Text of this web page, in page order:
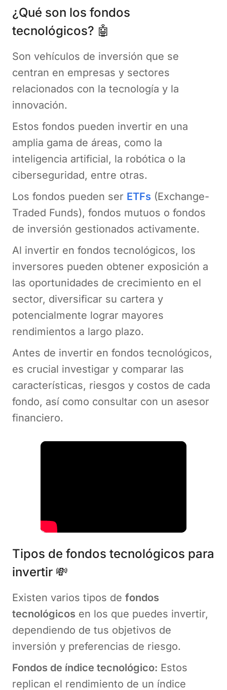
¿Qué son los fondos
tecnológicos? 🤖
Son vehículos de inversión que se
centran en empresas y sectores
relacionados con la tecnología y la
innovación.
Estos fondos pueden invertir en una
amplia gama de áreas, como la
inteligencia artificial, la robótica o la
ciberseguridad, entre otras.
Los fondos pueden ser ETFs (Exchange-
Traded Funds), fondos mutuos o fondos
de inversión gestionados activamente.
Al invertir en fondos tecnológicos, los
inversores pueden obtener exposición a
las oportunidades de crecimiento en el
sector, diversificar su cartera y
potencialmente lograr mayores
rendimientos a largo plazo.
Antes de invertir en fondos tecnológicos,
es crucial investigar y comparar las
características, riesgos y costos de cada
fondo, así como consultar con un asesor
financiero.
Tipos de fondos tecnológicos para
invertir 💸
Existen varios tipos de fondos
tecnológicos en los que puedes invertir,
dependiendo de tus objetivos de
inversión y preferencias de riesgo.
Fondos de índice tecnológico: Estos
replican el rendimiento de un índice